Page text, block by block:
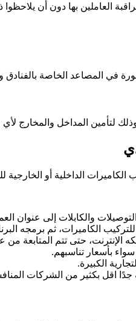
العاملين بها دون أن يلاحظوا
في المصاعد الخاصة
لتأمين المداخل والمخارج
الكاميرات الداخلية أو
والكابلات إلى عنوان
الكاميرات، ثم برمجه
الإنترنت، حتى تتم المتابعة
بأسعار تناسبهم.
الكبيرة.
اقل بكثير من الشركات